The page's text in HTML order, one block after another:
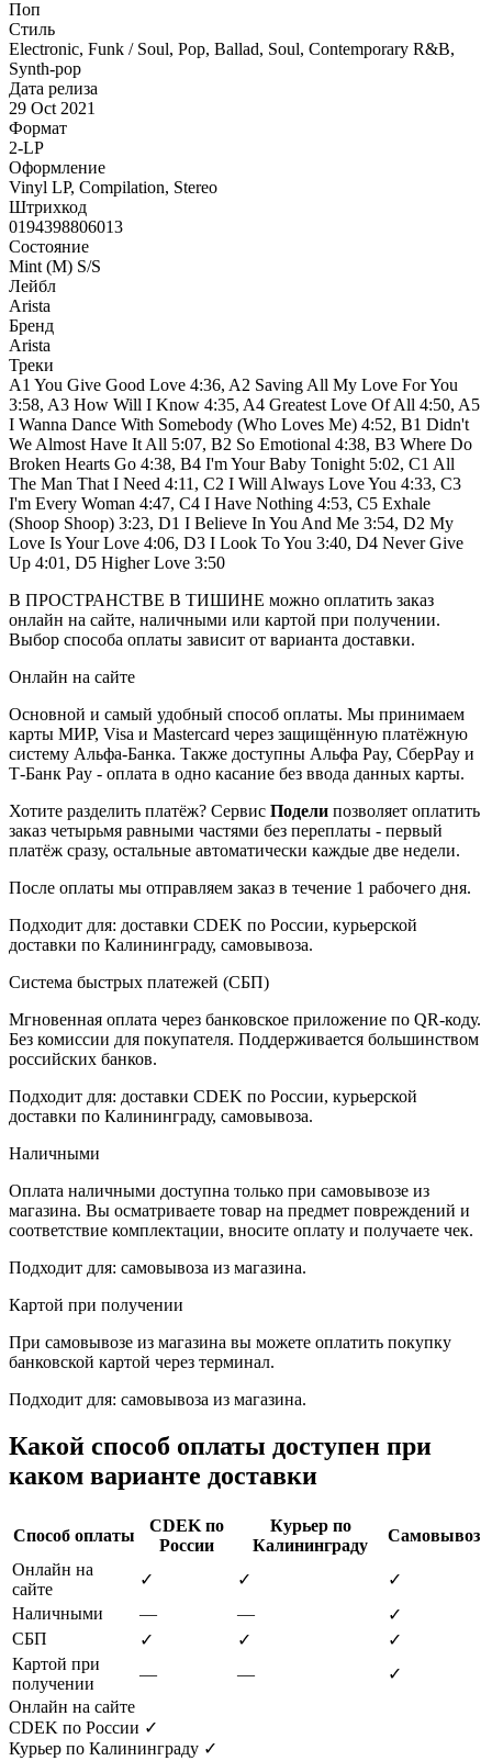
Поп
Стиль
Electronic, Funk / Soul, Pop, Ballad, Soul, Contemporary R&B,
Synth-pop
Дата релиза
29 Oct 2021
Формат
2-LP
Оформление
Vinyl LP, Compilation, Stereo
Штрихкод
0194398806013
Состояние
Mint (M) S/S
Лейбл
Arista
Бренд
Arista
Треки
A1 You Give Good Love 4:36, A2 Saving All My Love For You
3:58, A3 How Will I Know 4:35, A4 Greatest Love Of All 4:50, A5
I Wanna Dance With Somebody (Who Loves Me) 4:52, B1 Didn't
We Almost Have It All 5:07, B2 So Emotional 4:38, B3 Where Do
Broken Hearts Go 4:38, B4 I'm Your Baby Tonight 5:02, C1 All
The Man That I Need 4:11, C2 I Will Always Love You 4:33, C3
I'm Every Woman 4:47, C4 I Have Nothing 4:53, C5 Exhale
(Shoop Shoop) 3:23, D1 I Believe In You And Me 3:54, D2 My
Love Is Your Love 4:06, D3 I Look To You 3:40, D4 Never Give
Up 4:01, D5 Higher Love 3:50
В ПРОСТРАНСТВЕ В ТИШИНЕ можно оплатить заказ
онлайн на сайте, наличными или картой при получении.
Выбор способа оплаты зависит от варианта доставки.
Онлайн на сайте
Основной и самый удобный способ оплаты. Мы принимаем
карты МИР, Visa и Mastercard через защищённую платёжную
систему Альфа-Банка. Также доступны Альфа Pay, СберPay и
Т-Банк Pay - оплата в одно касание без ввода данных карты.
Хотите разделить платёж? Сервис Подели позволяет оплатить
заказ четырьмя равными частями без переплаты - первый
платёж сразу, остальные автоматически каждые две недели.
После оплаты мы отправляем заказ в течение 1 рабочего дня.
Подходит для: доставки CDEK по России, курьерской
доставки по Калининграду, самовывоза.
Система быстрых платежей (СБП)
Мгновенная оплата через банковское приложение по QR-коду.
Без комиссии для покупателя. Поддерживается большинством
российских банков.
Подходит для: доставки CDEK по России, курьерской
доставки по Калининграду, самовывоза.
Наличными
Оплата наличными доступна только при самовывозе из
магазина. Вы осматриваете товар на предмет повреждений и
соответствие комплектации, вносите оплату и получаете чек.
Подходит для: самовывоза из магазина.
Картой при получении
При самовывозе из магазина вы можете оплатить покупку
банковской картой через терминал.
Подходит для: самовывоза из магазина.
Какой способ оплаты доступен при
каком варианте доставки
Способ оплаты
CDEK по
России
Курьер по
Калининграду
Самовывоз
Онлайн на
сайте
✓ ✓
✓
Наличными
— —
✓
СБП
✓ ✓
✓
Картой при
получении
— —
✓
Онлайн на сайте
CDEK по России ✓
Курьер по Калининграду ✓